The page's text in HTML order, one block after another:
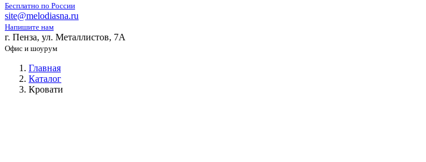
Бесплатно по России
site@melodiasna.ru
Напишите нам
г. Пенза, ул. Металлистов, 7А
Офис и шоурум
Главная
Каталог
Кровати